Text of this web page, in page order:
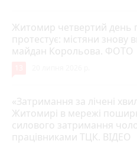
Житомир четвертий день
протестує: містяни знову
майдан Корольова. ФОТО
«Затримання за лічені
Житомирі в мережі
силового затримання
працівниками ТЦК. ВІДЕО